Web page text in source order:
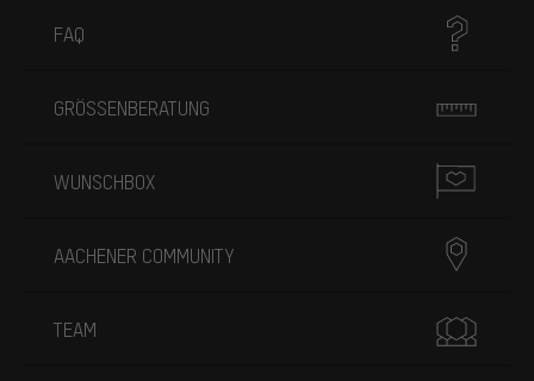
FAQ
GRÖSSENBERATUNG
WUNSCHBOX
AACHENER COMMUNITY
TEAM